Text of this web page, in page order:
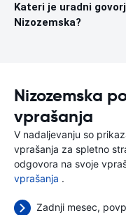
Kateri je uradni
Nizozemska?
Nizozemska
vprašanja
V nadaljevanju so
vprašanja za spletno
odgovora na svoje
vprašanja .
Zadnji mesec,